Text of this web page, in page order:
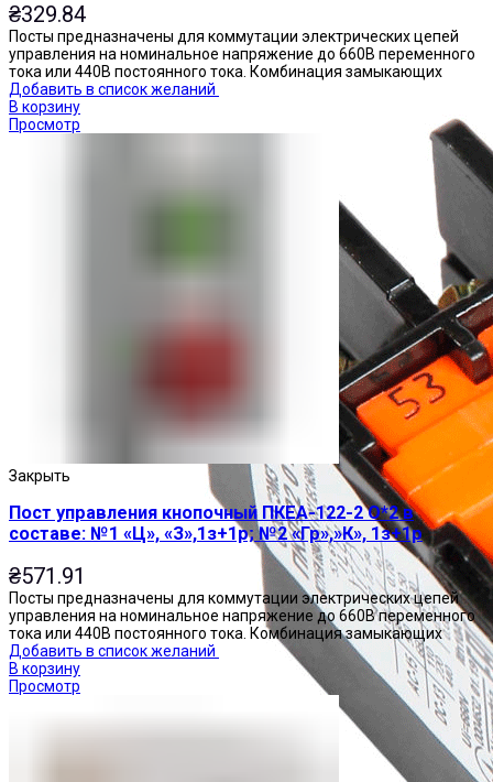
₴329.84
Посты предназначены для коммутации электрических цепей
управления на номинальное напряжение до 660В переменного
тока или 440В постоянного тока. Комбинация замыкающих
Добавить в список желаний
В корзину
Просмотр
Закрыть
Пост управления кнопочный ПКЕА-122-2 О*2 в
составе: №1 «Ц», «З»,1з+1р; №2 «Гр»,»К», 1з+1р
₴571.91
Посты предназначены для коммутации электрических цепей
управления на номинальное напряжение до 660В переменного
тока или 440В постоянного тока. Комбинация замыкающих
Добавить в список желаний
В корзину
Просмотр